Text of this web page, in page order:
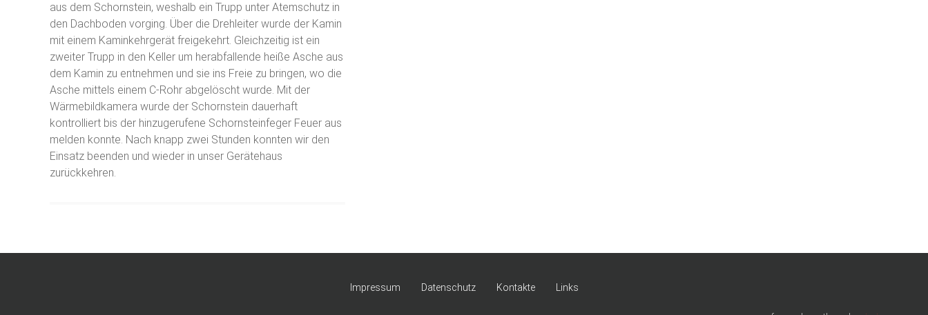
aus dem Schornstein, weshalb ein Trupp unter Atemschutz in
den Dachboden vorging. Über die Drehleiter wurde der Kamin
mit einem Kaminkehrgerät freigekehrt. Gleichzeitig ist ein
zweiter Trupp in den Keller um herabfallende heiße Asche aus
dem Kamin zu entnehmen und sie ins Freie zu bringen, wo die
Asche mittels einem C-Rohr abgelöscht wurde. Mit der
Wärmebildkamera wurde der Schornstein dauerhaft
kontrolliert bis der hinzugerufene Schornsteinfeger Feuer aus
melden konnte. Nach knapp zwei Stunden konnten wir den
Einsatz beenden und wieder in unser Gerätehaus
zurückkehren.
Impressum Datenschutz Kontakte Links